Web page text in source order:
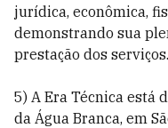
jurídica, econômica,
demonstrando sua
prestação dos serviços.
5) A Era Técnica está
da Água Branca, em